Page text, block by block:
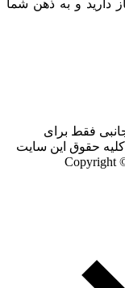
دارید و به ذهن شما
فقط برای
کلیه حقوق این سایت